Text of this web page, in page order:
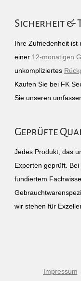
Sicherheit &
Ihre Zufriedenheit ist
einer 12-monatigen
unkompliziertes
Kaufen Sie bei FK
Sie unseren
Geprüfte
Jedes Produkt, das
Experten geprüft.
fundiertem
wir stehen für
Impressum